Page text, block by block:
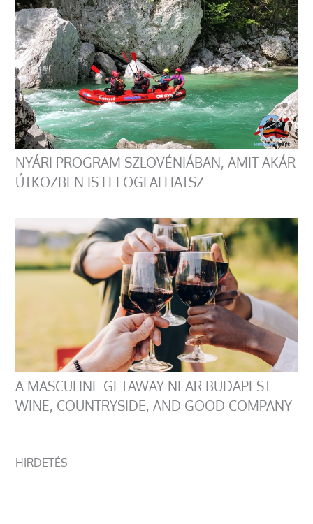
NYÁRI PROGRAM SZLOVÉNIÁBAN, AMIT AKÁR
ÚTKÖZBEN IS LEFOGLALHATSZ
A MASCULINE GETAWAY NEAR BUDAPEST:
WINE, COUNTRYSIDE, AND GOOD COMPANY
HIRDETÉS